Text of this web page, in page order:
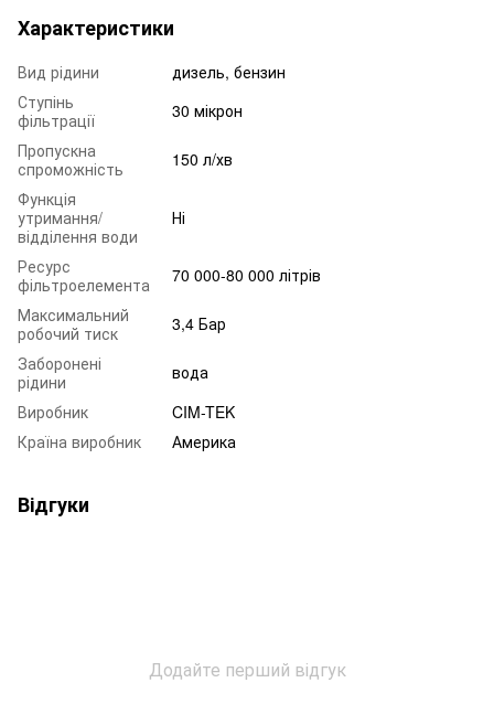
Характеристики
Вид рідини
дизель, бензин
Ступінь
фільтрації
30 мікрон
Пропускна
спроможність
150 л/хв
Функція
утримання/
відділення води
Ні
Ресурс
фільтроелемента
70 000-80 000 літрів
Максимальний
робочий тиск
3,4 Бар
Заборонені
рідини
вода
Виробник
CIM-TEK
Країна виробник
Америка
Відгуки
Додайте перший відгук